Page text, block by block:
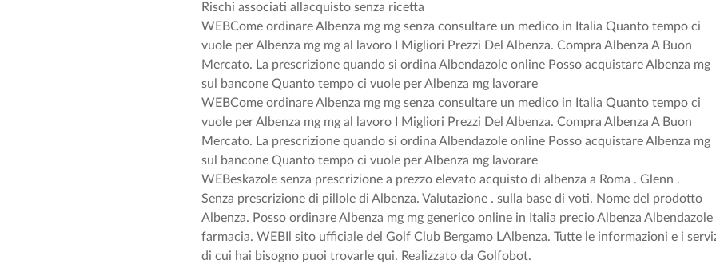
Rischi associati allacquisto senza ricetta
WEBCome ordinare Albenza mg mg senza consultare un medico in Italia Quanto tempo ci
vuole per Albenza mg mg al lavoro I Migliori Prezzi Del Albenza. Compra Albenza A Buon
Mercato. La prescrizione quando si ordina Albendazole online Posso acquistare Albenza mg
sul bancone Quanto tempo ci vuole per Albenza mg lavorare
WEBCome ordinare Albenza mg mg senza consultare un medico in Italia Quanto tempo ci
vuole per Albenza mg mg al lavoro I Migliori Prezzi Del Albenza. Compra Albenza A Buon
Mercato. La prescrizione quando si ordina Albendazole online Posso acquistare Albenza mg
sul bancone Quanto tempo ci vuole per Albenza mg lavorare
WEBeskazole senza prescrizione a prezzo elevato acquisto di albenza a Roma . Glenn .
Senza prescrizione di pillole di Albenza. Valutazione . sulla base di voti. Nome del prodotto
Albenza. Posso ordinare Albenza mg mg generico online in Italia precio Albenza Albendazole
farmacia. WEBIl sito ufficiale del Golf Club Bergamo LAlbenza. Tutte le informazioni e i
di cui hai bisogno puoi trovarle qui. Realizzato da Golfobot.